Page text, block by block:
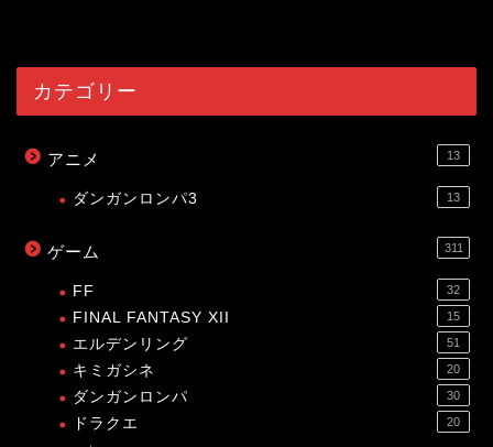
カテゴリー
アニメ 13
ダンガンロンパ3 13
ゲーム 311
FF 32
FINAL FANTASY XII 15
エルデンリング 51
キミガシネ 20
ダンガンロンパ 30
ドラクエ 20